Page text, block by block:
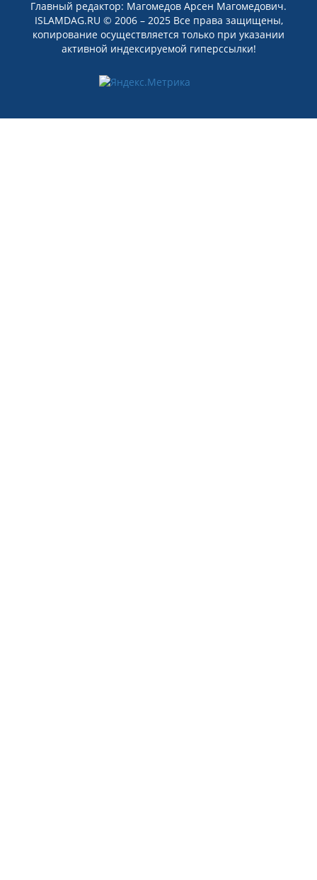
Главный редактор: Магомедов Арсен Магомедович.
ISLAMDAG.RU © 2006 – 2025 Все права защищены,
копирование осуществляется только при указании
активной индексируемой гиперссылки!